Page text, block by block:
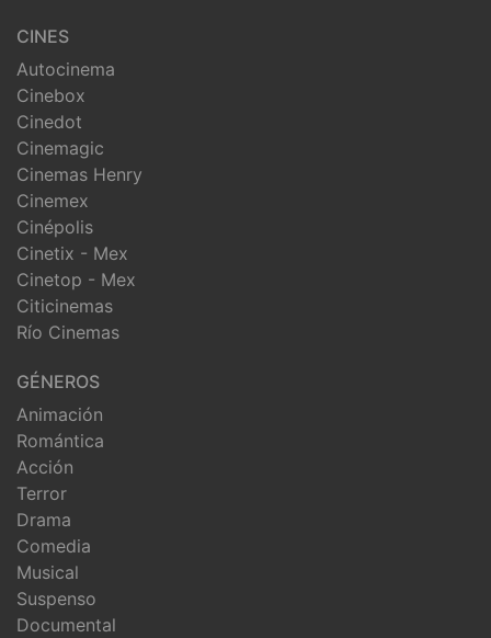
CINES
Autocinema
Cinebox
Cinedot
Cinemagic
Cinemas Henry
Cinemex
Cinépolis
Cinetix - Mex
Cinetop - Mex
Citicinemas
Río Cinemas
GÉNEROS
Animación
Romántica
Acción
Terror
Drama
Comedia
Musical
Suspenso
Documental